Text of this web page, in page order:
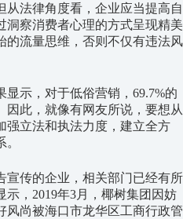
从法律角度看，企业应当提高自
洞察消费者心理的方式呈现精美
的流量思维，否则不仅有违法风
示，对于低俗营销，69.7%的
因此，就像有网友所说，要想从
强立法和执法力度，建立全方
宣传的企业，相关部门已经有所
，2019年3月，椰树集团因妨
风尚被海口市龙华区工商行政管